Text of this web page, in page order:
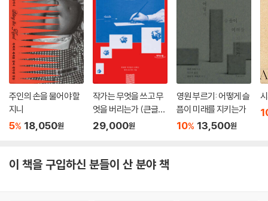
주인의 손을 물어야 할
지니
5% 18,050원
작가는 무엇을 쓰고 무
엇을 버리는가 (큰글자
도서)
29,000원
영원 부르기: 어떻게 슬
픔이 미래를 지키는가
10% 13,500원
이 책을 구입하신 분들이 산 분야 책